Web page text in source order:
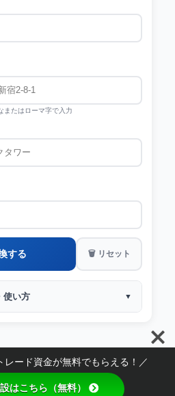
またはローマ字で入力
する 🗑 リセット
使い方 ▼
ード資金が無料でもらえる！／
はこちら（無料）